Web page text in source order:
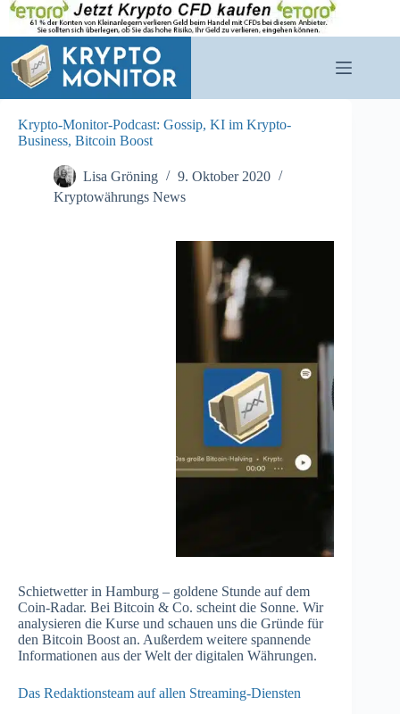
Zum
Inhalt
springen
Krypto-Monitor-Podcast: Gossip, KI im Krypto-
Business, Bitcoin Boost
Lisa Gröning
9. Oktober 2020
Kryptowährungs News
Schietwetter in Hamburg – goldene Stunde auf dem
Coin-Radar. Bei Bitcoin & Co. scheint die Sonne. Wir
analysieren die Kurse und schauen uns die Gründe für
den Bitcoin Boost an. Außerdem weitere spannende
Informationen aus der Welt der digitalen Währungen.
Das Redaktionsteam auf allen Streaming-Diensten